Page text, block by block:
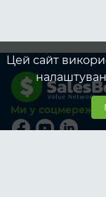
Ми у соцмережах
Цей сайт